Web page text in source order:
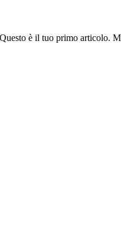
è il tuo primo articolo.